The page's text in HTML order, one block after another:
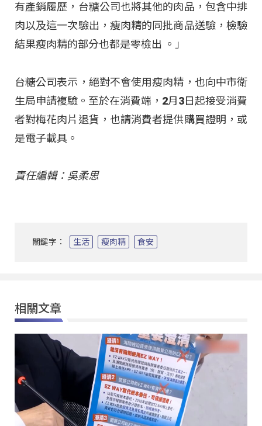
有產銷履歷，台糖公司也將其他的肉品，包含中排
肉以及這一次驗出，瘦肉精的同批商品送驗，檢驗
結果瘦肉精的部分也都是零檢出 。」
台糖公司表示，絕對不會使用瘦肉精，也向中市衛
生局申請複驗。至於在消費端，2月3日起接受消費
者對梅花肉片退貨，也請消費者提供購買證明，或
是電子載具。
責任編輯：吳柔思
關鍵字： 生活 瘦肉精 食安
相關文章